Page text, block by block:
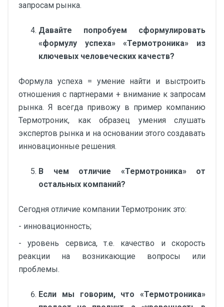
запросам рынка.
Давайте попробуем сформулировать
«формулу успеха» «Термотроника» из
ключевых человеческих качеств?
Формула успеха = умение найти и выстроить
отношения с партнерами + внимание к запросам
рынка. Я всегда привожу в пример компанию
Термотроник, как образец умения слушать
экспертов рынка и на основании этого создавать
инновационные решения.
В чем отличие «Термотроника» от
остальных компаний?
Сегодня отличие компании Термотроник это:
- инновационность;
- уровень сервиса, т.е. качество и скорость
реакции на возникающие вопросы или
проблемы.
Если мы говорим, что «Термотроника»